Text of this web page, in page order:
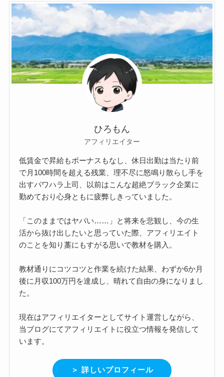
ひろもん
アフィリエイター
低賃金で昇給もボーナスもなし、休日出勤は当たり前
で月100時間を超える残業、理不尽に怒鳴り散らし手を
出すパワハラ上司、以前はこんな超絶ブラック企業に
勤めており心身ともに疲弊しきっていました。
「このままではヤバい……」と将来を悲観し、今の生
活から抜け出したいと思っていた際、アフィリエイト
のことを知り藁にもすがる思いで教材を購入。
教材通りにコツコツと作業を続けた結果、わずか6か月
後に月収100万円を達成し、晴れて自由の身になりまし
た。
現在はアフィリエイターとしてサイト運営しながら、
当ブログにてアフィリエイトに役立つ情報を発信して
います。
＞ 詳しいプロフィール